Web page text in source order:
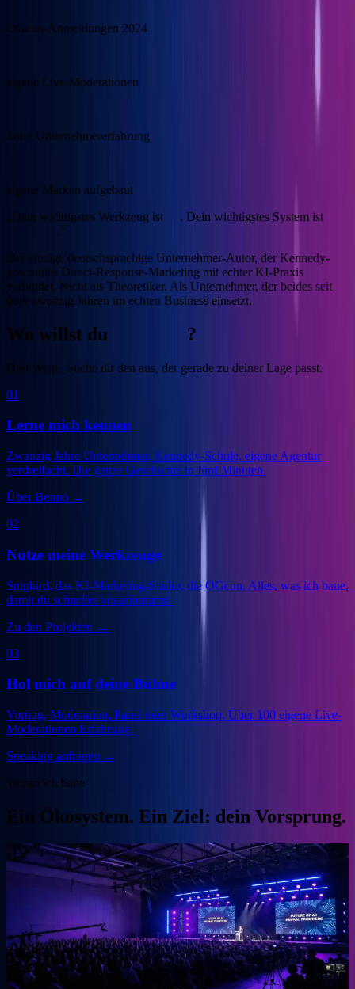
OGcon-Anmeldungen 2024
eigene Live-Moderationen
Jahre Unternehmererfahrung
eigene Marken aufgebaut
„Dein wichtigstes Werkzeug ist
. Dein wichtigstes System ist
.“
Der einzige deutschsprachige Unternehmer-Autor, der Kennedy-
geschultes Direct-Response-Marketing mit echter KI-Praxis
verbindet. Nicht als Theoretiker. Als Unternehmer, der beides seit
über zwanzig Jahren im echten Business einsetzt.
Wo willst du ?
Drei Wege. Suche dir den aus, der gerade zu deiner Lage passt.
01
Lerne mich kennen
Zwanzig Jahre Unternehmer, Kennedy-Schule, eigene Agentur
verdreifacht. Die ganze Geschichte in fünf Minuten.
Über Benno →
02
Nutze meine Werkzeuge
Snipbird, das KI-Marketing-Studio, die OGcon. Alles, was ich baue,
damit du schneller vorankommst.
Zu den Projekten →
03
Hol mich auf deine Bühne
Vortrag, Moderation, Panel oder Workshop. Über 100 eigene Live-
Moderationen Erfahrung.
Speaking anfragen →
Woran ich baue
Ein Ökosystem. Ein Ziel: dein Vorsprung.
Veranstalter
OGcon
Europas führender KI-Kongress für Unternehmer.
Die OGcon bringt die besten Köpfe zu KI und Marketing auf eine
Bühne. 15.000 Anmeldungen 2024, Gary Vaynerchuk als Gast in
den Jahren 2023 und 2024. Live kostenlos, Aufzeichnungen als
VIP-Ticket.